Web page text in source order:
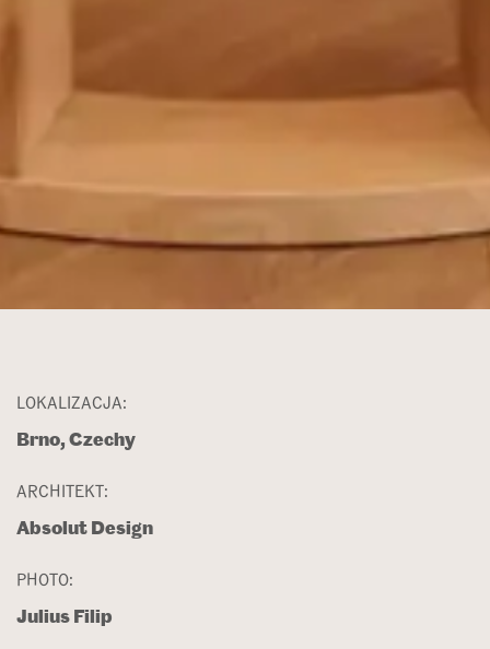
LOKALIZACJA:
Brno, Czechy
ARCHITEKT:
Absolut Design
PHOTO:
Julius Filip